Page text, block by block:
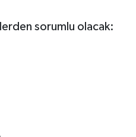
sorumlu olacak: